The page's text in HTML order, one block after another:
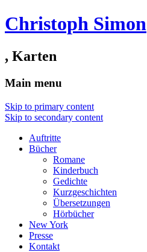
Christoph Simon
, Karten
Main menu
Skip to primary content
Skip to secondary content
Auftritte
Bücher
Romane
Kinderbuch
Gedichte
Kurzgeschichten
Übersetzungen
Hörbücher
New York
Presse
Kontakt